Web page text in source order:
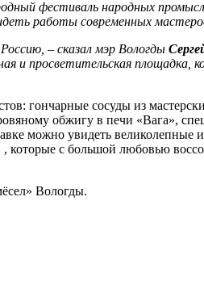
фестиваль народных
работы современных
– сказал мэр Вологды
и просветительская площадка,
гончарные сосуды из
обжигу в печи «Вага»,
можно увидеть
с большой любовью
Вологды.